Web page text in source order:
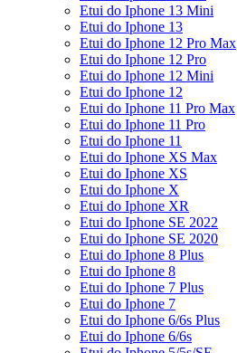
Etui do Iphone 13 Mini
Etui do Iphone 13
Etui do Iphone 12 Pro Max
Etui do Iphone 12 Pro
Etui do Iphone 12 Mini
Etui do Iphone 12
Etui do Iphone 11 Pro Max
Etui do Iphone 11 Pro
Etui do Iphone 11
Etui do Iphone XS Max
Etui do Iphone XS
Etui do Iphone X
Etui do Iphone XR
Etui do Iphone SE 2022
Etui do Iphone SE 2020
Etui do Iphone 8 Plus
Etui do Iphone 8
Etui do Iphone 7 Plus
Etui do Iphone 7
Etui do Iphone 6/6s Plus
Etui do Iphone 6/6s